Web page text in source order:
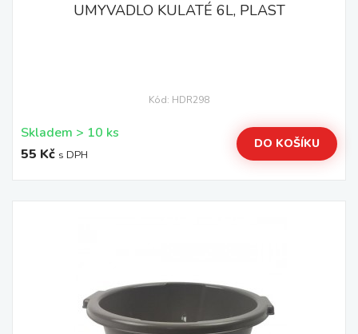
UMYVADLO KULATÉ 6L, PLAST
Kód: HDR298
Skladem > 10 ks
55 Kč s DPH
DO KOŠÍKU